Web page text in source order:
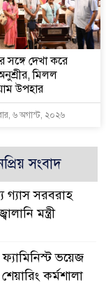
সঙ্গে দেখা করে
মিলল
উপহার
৬ অগাস্ট, ২০২৬
সংবাদ
গ্যাস সরবরাহ
মন্ত্রী
ভয়েজ
কর্মশালা